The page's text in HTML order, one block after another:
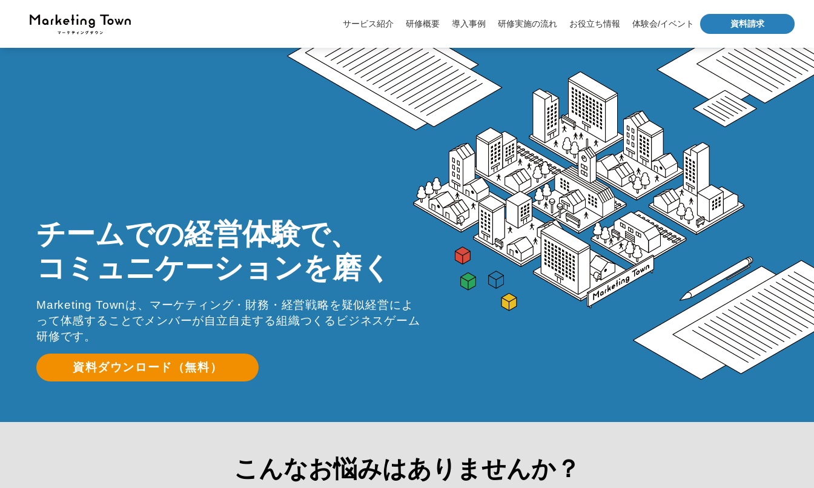
サービス紹介 研修概要 導入事例 研修実施の流れ お役立ち情報 体験会/イベント 資料請求
チームでの経営体験で、
コミュニケーションを磨く
Marketing Townは、マーケティング・財務・経営戦略を疑似経営によ
って体感することでメンバーが自立自走する組織つくるビジネスゲーム
研修です。
資料ダウンロード（無料）
こんなお悩みはありませんか？